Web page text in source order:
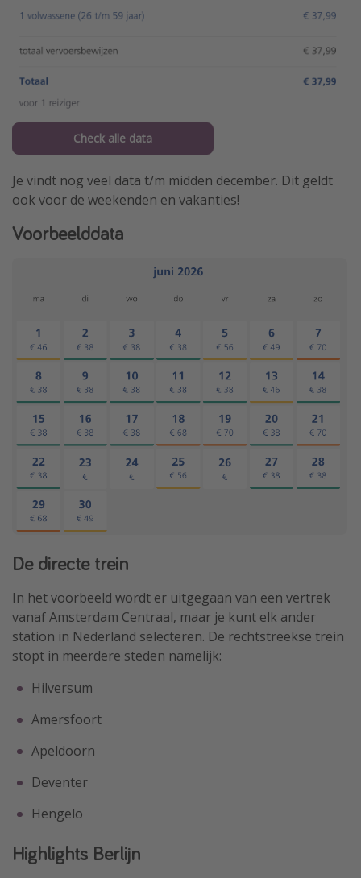
Check alle data
Je vindt nog veel data t/m midden december. Dit geldt
ook voor de weekenden en vakanties!
Voorbeelddata
De directe trein
In het voorbeeld wordt er uitgegaan van een vertrek
vanaf Amsterdam Centraal, maar je kunt elk ander
station in Nederland selecteren. De rechtstreekse trein
stopt in meerdere steden namelijk:
Hilversum
Amersfoort
Apeldoorn
Deventer
Hengelo
Highlights Berlijn